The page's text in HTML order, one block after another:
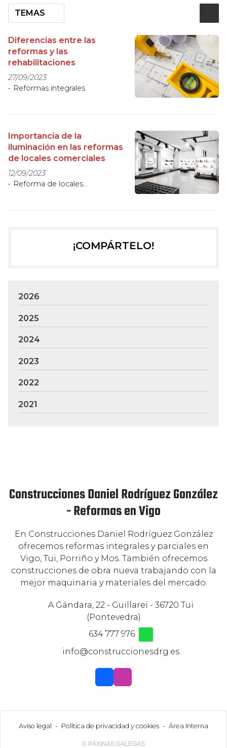
TEMAS
Diferencias entre las
reformas y las
rehabilitaciones
27/09/2023
Reformas integrales
Importancia de la
iluminación en las reformas
de locales comerciales
12/09/2023
Reforma de locales
¡COMPÁRTELO!
2026
2025
2024
2023
2022
2021
Construcciones Daniel Rodríguez González
- Reformas en Vigo
En Construcciones Daniel Rodríguez González
ofrecemos reformas integrales y parciales en
Vigo, Tui, Porriño y Mos. También ofrecemos
construcciones de obra nueva trabajando con la
mejor maquinaria y materiales del mercado.
A Gándara, 22 - Guillarei - 36720 Tui
(Pontevedra)
634 777 976
info@construccionesdrg.es
Aviso legal - Política de privacidad y cookies - Área Interna
© PÁXINAS GALEGAS